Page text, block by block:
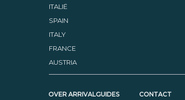
ITALIË
SPAIN
ITALY
FRANCE
AUSTRIA
OVER ARRIVALGUIDES CONTACT